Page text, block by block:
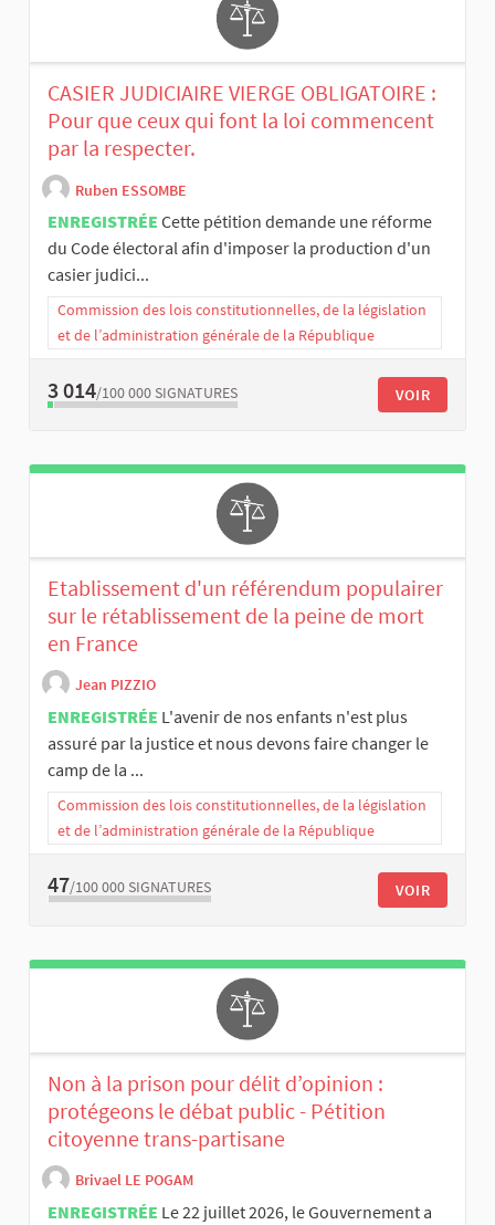
CASIER JUDICIAIRE VIERGE OBLIGATOIRE :
Pour que ceux qui font la loi commencent
par la respecter.
Ruben ESSOMBE
ENREGISTRÉE Cette pétition demande une réforme
du Code électoral afin d'imposer la production d'un
casier judici...
Commission des lois constitutionnelles, de la législation
et de l’administration générale de la République
3 014/100 000 SIGNATURES VOIR
Etablissement d'un référendum populairer
sur le rétablissement de la peine de mort
en France
Jean PIZZIO
ENREGISTRÉE L'avenir de nos enfants n'est plus
assuré par la justice et nous devons faire changer le
camp de la ...
Commission des lois constitutionnelles, de la législation
et de l’administration générale de la République
47/100 000 SIGNATURES VOIR
Non à la prison pour délit d’opinion :
protégeons le débat public - Pétition
citoyenne trans-partisane
Brivael LE POGAM
ENREGISTRÉE Le 22 juillet 2026, le Gouvernement a